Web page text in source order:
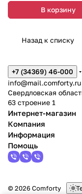
В корзину
Назад к списку
+7 (34369) 46-000
info@mail.comforty.ru
Свердловская
63 строение 1
Интернет-магазин
Компания
Информация
Помощь
© 2026 Comforty